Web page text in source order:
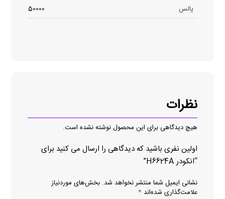
پالس
50000
نظرات
هیچ دیدگاهی برای این محصول نوشته نشده است.
اولین نفری باشید که دیدگاهی را ارسال می کنید برای
“انکودر H6624A”
نشانی ایمیل شما منتشر نخواهد شد. بخش‌های موردنیاز
علامت‌گذاری شده‌اند *